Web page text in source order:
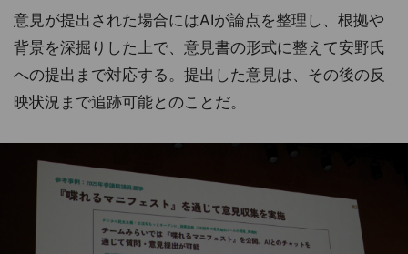
意見が提出された場合にはAIが論点を整理し、根拠や
背景を深掘りした上で、意見書の形式に整えて安野氏
への提出まで対応する。提出した意見は、その後の反
映状況まで追跡可能とのことだ。